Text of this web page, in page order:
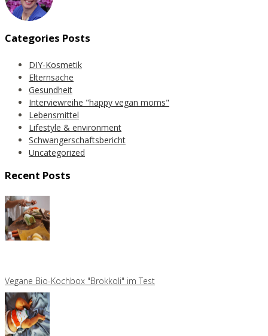
Categories Posts
DIY-Kosmetik
Elternsache
Gesundheit
Interviewreihe "happy vegan moms"
Lebensmittel
Lifestyle & environment
Schwangerschaftsbericht
Uncategorized
Recent Posts
Vegane Bio-Kochbox "Brokkoli" im Test